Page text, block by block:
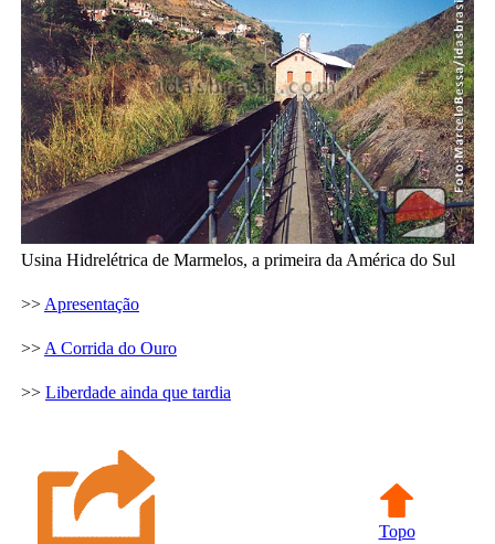
Usina Hidrelétrica de Marmelos, a primeira da América do Sul
>>Apresentação
>>A Corrida do Ouro
>> Liberdade ainda que tardia
Topo